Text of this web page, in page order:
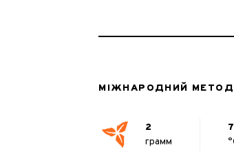
МІЖНАРОДНИЙ
2
грамм